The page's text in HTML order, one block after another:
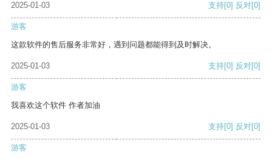
2025-01-03 支持[0] 反对[0]
游客
这款软件的售后服务非常好，遇到问题都能得到及时解决。
2025-01-03 支持[0] 反对[0]
游客
我喜欢这个软件 作者加油
2025-01-03 支持[0] 反对[0]
游客